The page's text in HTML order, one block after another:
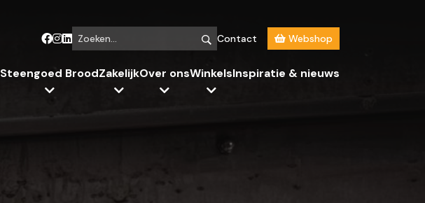
Zoeken... Contact Webshop
Steengoed BroodZakelijkOver onsWinkelsInspiratie & nieuws